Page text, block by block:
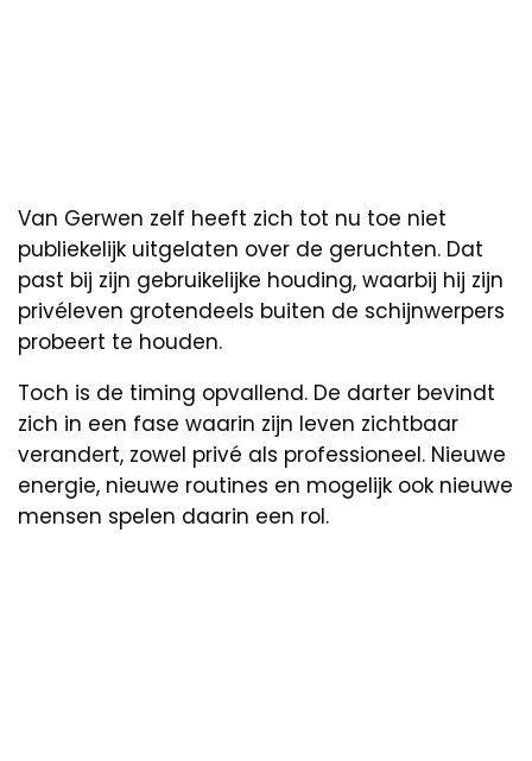
Van Gerwen zelf heeft zich tot nu toe niet
publiekelijk uitgelaten over de geruchten. Dat
past bij zijn gebruikelijke houding, waarbij hij zijn
privéleven grotendeels buiten de schijnwerpers
probeert te houden.
Toch is de timing opvallend. De darter bevindt
zich in een fase waarin zijn leven zichtbaar
verandert, zowel privé als professioneel. Nieuwe
energie, nieuwe routines en mogelijk ook nieuwe
mensen spelen daarin een rol.